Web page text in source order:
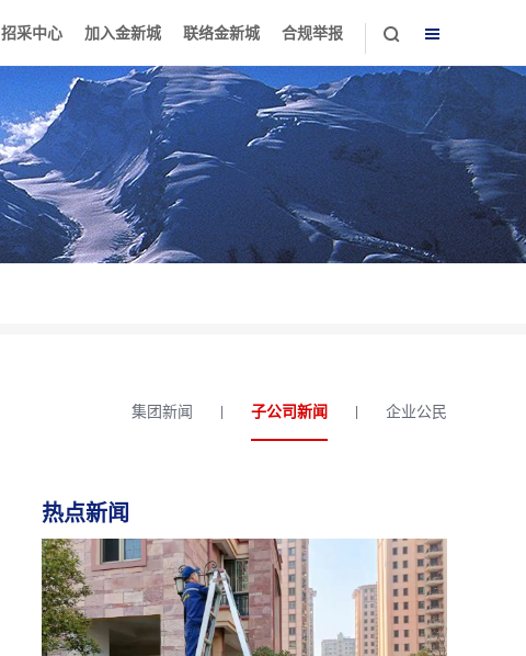
招采中心 加入金新城 联络金新城 合规举报
集团新闻 子公司新闻 企业公民
热点新闻